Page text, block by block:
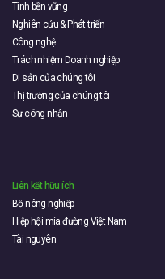
Tính bền vững
Nghiên cứu & Phát triển
Công nghệ
Trách nhiệm Doanh nghiệp
Di sản của chúng tôi
Thị trường của chúng tôi
Sự công nhận
Liên kết hữu ích
Bộ nông nghiệp
Hiệp hội mía đường Việt Nam
Tài nguyên